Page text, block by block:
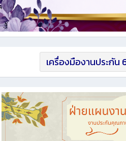
เครื่องมืองานประกัน